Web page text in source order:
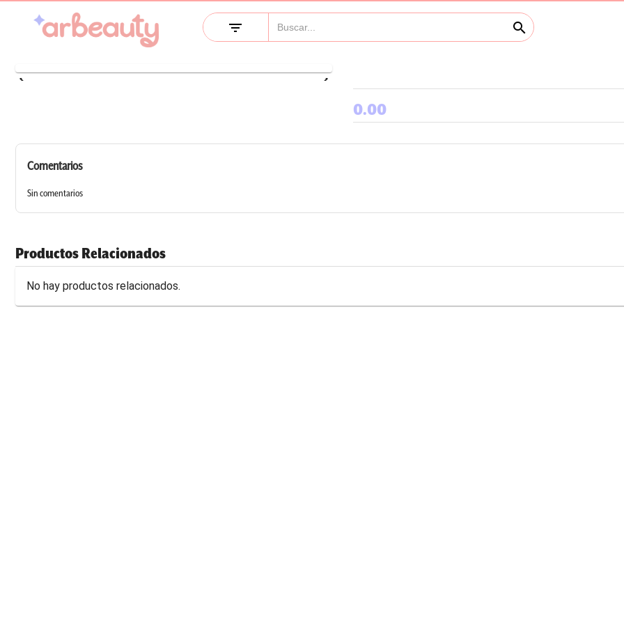
filter_list search
keyboard_arrow_left keyboard_arrow_right
0.00
Comentarios
Sin comentarios
Productos Relacionados
No hay productos relacionados.